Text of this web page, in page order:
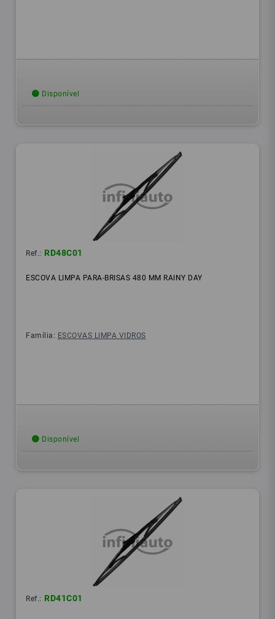
Disponível
Ref.: RD48C01
ESCOVA LIMPA PARA-BRISAS 480 MM RAINY DAY
Família: ESCOVAS LIMPA VIDROS
Disponível
Ref.: RD41C01